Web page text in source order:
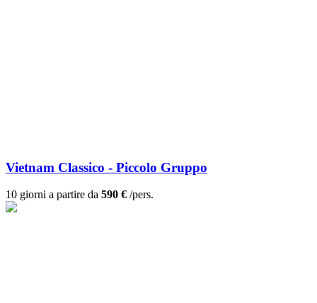
Vietnam Classico - Piccolo Gruppo
10 giorni a partire da 590 € /pers.